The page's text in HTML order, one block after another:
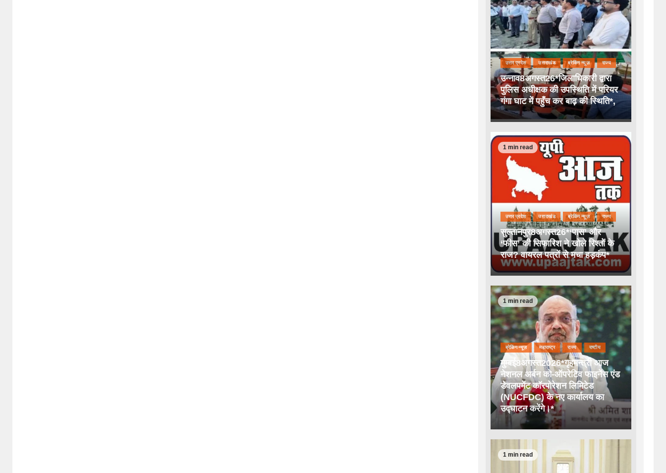
उत्तर प्रदेश उत्तराखंड ब्रेकिंग न्यूज़ राज्य
उन्नाव8अगस्त26*जिलाधिकारी द्वारा
पुलिस अधीक्षक की उपस्थिति में परियर
गंगा घाट में पहुँच कर बाढ़ की स्थिति*,
1 min read
उत्तर प्रदेश उत्तराखंड ब्रेकिंग न्यूज़ राज्य
सुल्तानपुर8अगस्त26*‘पास’ और
‘फीस’ की सिफारिश ने खोले रिश्तों के
राज? वायरल पत्रों से मचा हड़कंप*
1 min read
ब्रेकिंग न्यूज़ महाराष्ट्र राज्य राष्टीय
मुम्बई8अगस्त2026*गृहमन्त्री आज
नेशनल अर्बन को-ऑपरेटिव फाइनेंस एंड
डेवलपमेंट कॉरपोरेशन लिमिटेड
(NUCFDC) के नए कार्यालय का
उद्घाटन करेंगे।*
1 min read